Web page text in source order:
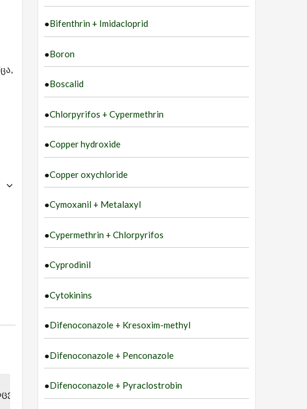
●Bifenthrin + Imidacloprid
●Boron
●Boscalid
●Chlorpyrifos + Cypermethrin
●Copper hydroxide
●Copper oxychloride
●Cymoxanil + Metalaxyl
●Cypermethrin + Chlorpyrifos
●Cyprodinil
●Cytokinins
●Difenoconazole + Kresoxim-methyl
●Difenoconazole + Penconazole
●Difenoconazole + Pyraclostrobin